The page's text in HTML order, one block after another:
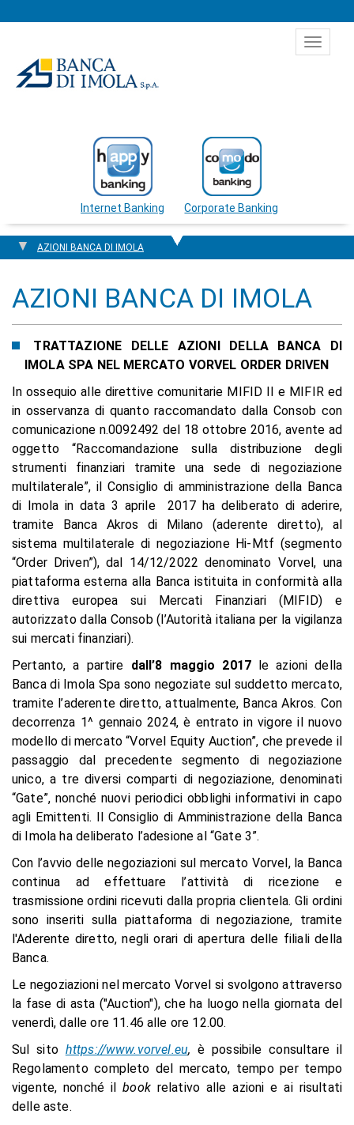
Toggle
Internet Banking Corporate Banking
AZIONI BANCA DI IMOLA
AZIONI BANCA DI IMOLA
TRATTAZIONE DELLE AZIONI DELLA BANCA DI
IMOLA SPA NEL MERCATO VORVEL ORDER DRIVEN
In ossequio alle direttive comunitarie MIFID II e MIFIR ed
in osservanza di quanto raccomandato dalla Consob con
comunicazione n.0092492 del 18 ottobre 2016, avente ad
oggetto “Raccomandazione sulla distribuzione degli
strumenti finanziari tramite una sede di negoziazione
multilaterale”, il Consiglio di amministrazione della Banca
di Imola in data 3 aprile 2017 ha deliberato di aderire,
tramite Banca Akros di Milano (aderente diretto), al
sistema multilaterale di negoziazione Hi-Mtf (segmento
“Order Driven”), dal 14/12/2022 denominato Vorvel, una
piattaforma esterna alla Banca istituita in conformità alla
direttiva europea sui Mercati Finanziari (MIFID) e
autorizzato dalla Consob (l’Autorità italiana per la vigilanza
sui mercati finanziari).
Pertanto, a partire dall’8 maggio 2017 le azioni della
Banca di Imola Spa sono negoziate sul suddetto mercato,
tramite l’aderente diretto, attualmente, Banca Akros. Con
decorrenza 1^ gennaio 2024, è entrato in vigore il nuovo
modello di mercato “Vorvel Equity Auction”, che prevede il
passaggio dal precedente segmento di negoziazione
unico, a tre diversi comparti di negoziazione, denominati
“Gate”, nonché nuovi periodici obblighi informativi in capo
agli Emittenti. Il Consiglio di Amministrazione della Banca
di Imola ha deliberato l’adesione al “Gate 3”.
Con l’avvio delle negoziazioni sul mercato Vorvel, la Banca
continua ad effettuare l’attività di ricezione e
trasmissione ordini ricevuti dalla propria clientela. Gli ordini
sono inseriti sulla piattaforma di negoziazione, tramite
l'Aderente diretto, negli orari di apertura delle filiali della
Banca.
Le negoziazioni nel mercato Vorvel si svolgono attraverso
la fase di asta ("Auction"), che ha luogo nella giornata del
venerdì, dalle ore 11.46 alle ore 12.00.
Sul sito https://www.vorvel.eu,è possibile consultare il
Regolamento completo del mercato, tempo per tempo
vigente, nonché ilbookrelativo alle azioni e ai risultati
delle aste.